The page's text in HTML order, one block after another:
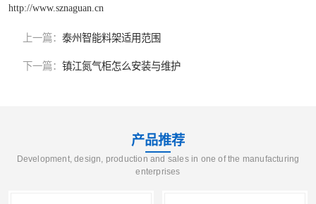
http://www.sznaguan.cn
上一篇： 泰州智能料架适用范围
下一篇： 镇江氮气柜怎么安装与维护
产品推荐
Development, design, production and sales in one of the manufacturing
enterprises